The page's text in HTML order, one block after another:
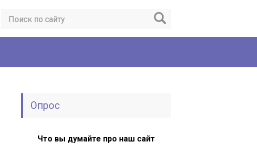
Опрос
Что вы думайте про наш сайт